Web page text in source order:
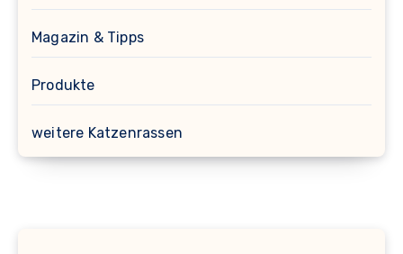
Magazin & Tipps
Produkte
weitere Katzenrassen